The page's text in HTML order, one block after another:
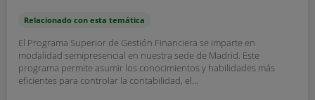
Relacionado con esta temática
El Programa Superior de Gestión Financiera se imparte en
modalidad semipresencial en nuestra sede de Madrid. Este
programa permite asumir los conocimientos y habilidades más
eficientes para controlar la contabilidad, el...